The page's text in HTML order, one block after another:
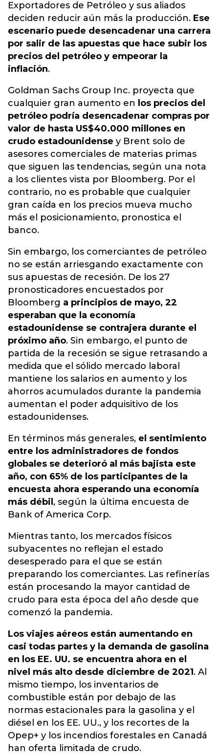
Exportadores de Petróleo y sus aliados
deciden reducir aún más la producción. Ese
escenario puede desencadenar una carrera
por salir de las apuestas que hace subir los
precios del petróleo y empeorar la
inflación.
Goldman Sachs Group Inc. proyecta que
cualquier gran aumento en los precios del
petróleo podría desencadenar compras por
valor de hasta US$40.000 millones en
crudo estadounidense y Brent solo de
asesores comerciales de materias primas
que siguen las tendencias, según una nota
a los clientes vista por Bloomberg. Por el
contrario, no es probable que cualquier
gran caída en los precios mueva mucho
más el posicionamiento, pronostica el
banco.
Sin embargo, los comerciantes de petróleo
no se están arriesgando exactamente con
sus apuestas de recesión. De los 27
pronosticadores encuestados por
Bloomberg a principios de mayo, 22
esperaban que la economía
estadounidense se contrajera durante el
próximo año. Sin embargo, el punto de
partida de la recesión se sigue retrasando a
medida que el sólido mercado laboral
mantiene los salarios en aumento y los
ahorros acumulados durante la pandemia
aumentan el poder adquisitivo de los
estadounidenses.
En términos más generales, el sentimiento
entre los administradores de fondos
globales se deterioró al más bajista este
año, con 65% de los participantes de la
encuesta ahora esperando una economía
más débil , según la última encuesta de
Bank of America Corp.
Mientras tanto, los mercados físicos
subyacentes no reflejan el estado
desesperado para el que se están
preparando los comerciantes. Las refinerías
están procesando la mayor cantidad de
crudo para esta época del año desde que
comenzó la pandemia.
Los viajes aéreos están aumentando en
casi todas partes y la demanda de gasolina
en los EE. UU. se encuentra ahora en el
nivel más alto desde diciembre de 2021. Al
mismo tiempo, los inventarios de
combustible están por debajo de las
normas estacionales para la gasolina y el
diésel en los EE. UU., y los recortes de la
Opep+ y los incendios forestales en Canadá
han oferta limitada de crudo.